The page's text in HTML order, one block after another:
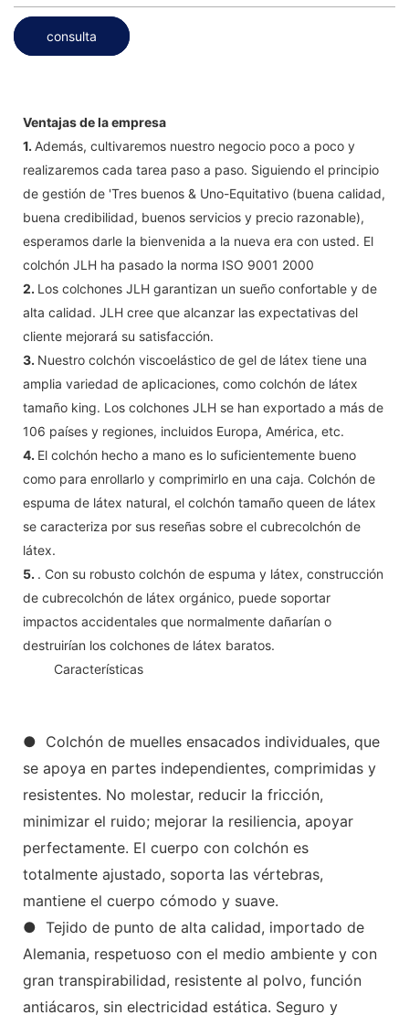
consulta
Ventajas de la empresa
1. Además, cultivaremos nuestro negocio poco a poco y
realizaremos cada tarea paso a paso. Siguiendo el principio
de gestión de 'Tres buenos & Uno-Equitativo (buena calidad,
buena credibilidad, buenos servicios y precio razonable),
esperamos darle la bienvenida a la nueva era con usted. El
colchón JLH ha pasado la norma ISO 9001 2000
2. Los colchones JLH garantizan un sueño confortable y de
alta calidad. JLH cree que alcanzar las expectativas del
cliente mejorará su satisfacción.
3. Nuestro colchón viscoelástico de gel de látex tiene una
amplia variedad de aplicaciones, como colchón de látex
tamaño king. Los colchones JLH se han exportado a más de
106 países y regiones, incluidos Europa, América, etc.
4. El colchón hecho a mano es lo suficientemente bueno
como para enrollarlo y comprimirlo en una caja. Colchón de
espuma de látex natural, el colchón tamaño queen de látex
se caracteriza por sus reseñas sobre el cubrecolchón de
látex.
5. . Con su robusto colchón de espuma y látex, construcción
de cubrecolchón de látex orgánico, puede soportar
impactos accidentales que normalmente dañarían o
destruirían los colchones de látex baratos.
Características
● Colchón de muelles ensacados individuales, que
se apoya en partes independientes, comprimidas y
resistentes. No molestar, reducir la fricción,
minimizar el ruido; mejorar la resiliencia, apoyar
perfectamente. El cuerpo con colchón es
totalmente ajustado, soporta las vértebras,
mantiene el cuerpo cómodo y suave.
● Tejido de punto de alta calidad, importado de
Alemania, respetuoso con el medio ambiente y con
gran transpirabilidad, resistente al polvo, función
antiácaros, sin electricidad estática. Seguro y